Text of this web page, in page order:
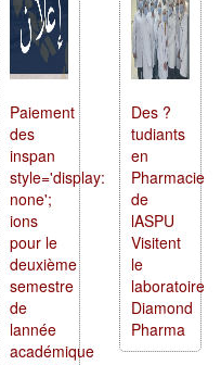
Paiement
des
inspan
style='display:
none';
ions
pour le
deuxième
semestre
de
lannée
académique
Des ?
tudiants
en
Pharmacie
de
lASPU
Visitent
le
laboratoire
Diamond
Pharma